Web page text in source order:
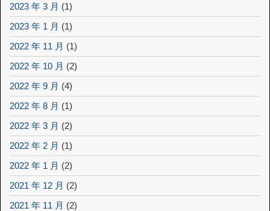
2023 年 3 月 (1)
2023 年 1 月 (1)
2022 年 11 月 (1)
2022 年 10 月 (2)
2022 年 9 月 (4)
2022 年 8 月 (1)
2022 年 3 月 (2)
2022 年 2 月 (1)
2022 年 1 月 (2)
2021 年 12 月 (2)
2021 年 11 月 (2)